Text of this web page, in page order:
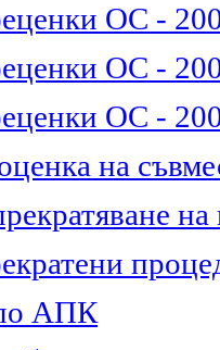
ОС -
ОС -
ОС -
на
АПК